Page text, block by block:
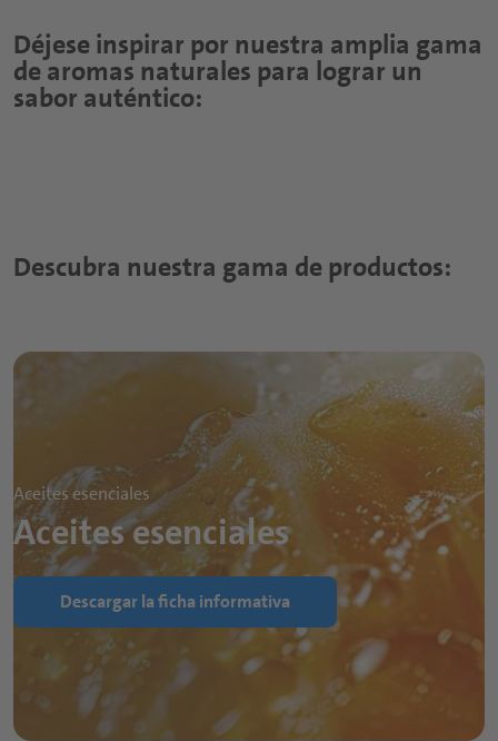
Bebidas sustitutivas de alimentos
Bebidas deportivas y con proteínas
Índice de Nutraceuticals
Cápsulas
Siropes funcionales
Índice de Soluciones de ciencias
sensoriales y del consumidor
Visitar el
Déjese inspirar por nuestra amplia gama
de aromas naturales para lograr un
sabor auténtico:
Descubra nuestra gama de productos:
Aceites esenciales
Aceites esenciales
Descargar la ficha informativa